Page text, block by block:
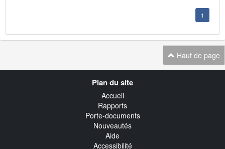
1
Haut de page
Plan du site
Accueil
Rapports
Porte-documents
Nouveautés
Aide
Accessibilité